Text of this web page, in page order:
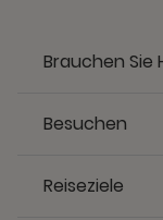
Brauchen Sie
Besuchen
Reiseziele